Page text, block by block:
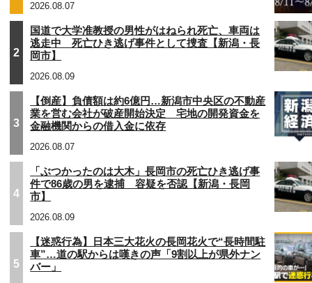
2026.08.07
2
国道で大学准教授の男性がはねられ死亡、車両は
逃走中 死亡ひき逃げ事件として捜査【新潟・長
岡市】
2026.08.09
3
【倒産】負債額は約6億円…新潟市中央区の不動産
業を営む会社が破産開始決定 宅地の開発資金を
金融機関からの借入金に依存
2026.08.07
4
「ぶつかったのは大木」長岡市の死亡ひき逃げ事
件で86歳の男を逮捕 容疑を否認【新潟・長岡
市】
2026.08.09
5
【迷惑行為】日本三大花火の長岡花火で“長時間駐
車”…道の駅からは嘆きの声「9割以上が県外ナン
バー」